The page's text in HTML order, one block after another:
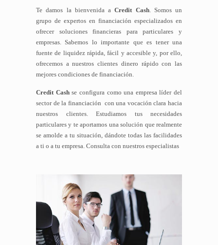
Te damos la bienvenida aCredit Cash. Somos un
grupo de expertos en financiación especializados en
ofrecer soluciones financieras para particulares y
empresas. Sabemos lo importante que es tener una
fuente de liquidez rápida, fácil y accesible y, por ello,
ofrecemos a nuestros clientes dinero rápido con las
mejores condiciones de financiación.
Credit Cashse configura como una empresa líder del
sector de la financiación con una vocación clara hacia
nuestros clientes. Estudiamos tus necesidades
particulares y te aportamos una solución que realmente
se amolde a tu situación, dándote todas las facilidades
a ti o a tu empresa. Consulta con nuestros especialistas